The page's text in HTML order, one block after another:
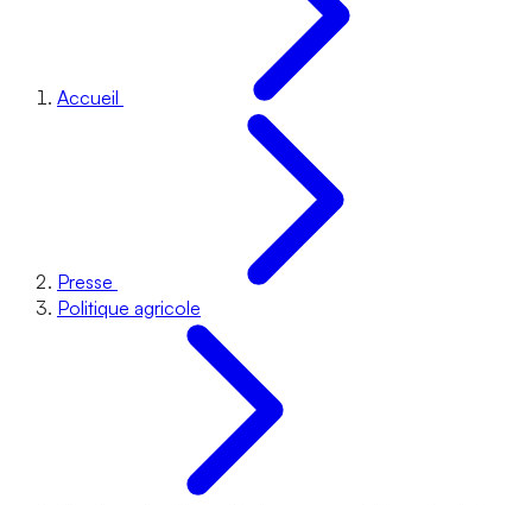
Accueil
Presse
Politique agricole